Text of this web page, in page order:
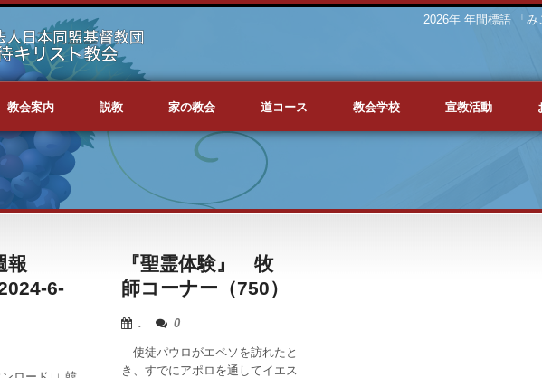
2026年 年間標語 「み
教会案内 説教 家の教会 道コース 教会学校 宣教活動
報
6-
『聖霊体験』 牧
師コーナー（750）
. 0
使徒パウロがエペソを訪れたと
き、すでにアポロを通してイエス